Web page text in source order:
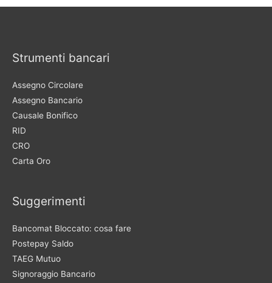
Strumenti bancari
Assegno Circolare
Assegno Bancario
Causale Bonifico
RID
CRO
Carta Oro
Suggerimenti
Bancomat Bloccato: cosa fare
Postepay Saldo
TAEG Mutuo
Signoraggio Bancario